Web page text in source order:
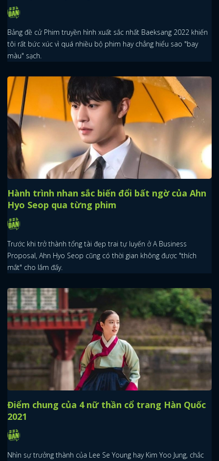
Bảng đề cử Phim truyền hình xuất sắc nhất Baeksang 2022 khiến
tôi rất bức xúc vì quá nhiều bộ phim hay chẳng hiểu sao "bay
màu" sạch.
Hành trình nhan sắc biến đổi bất ngờ của Ahn
Hyo Seop qua từng phim
Trước khi trở thành tổng tài đẹp trai tự luyến ở A Business
Proposal, Ahn Hyo Seop cũng có thời gian không được "thích
mắt" cho lắm đấy.
Điểm chung của 4 nữ thần cổ trang Hàn Quốc
2021
Nhìn sự trưởng thành của Lee Se Young hay Kim Yoo Jung, chắc